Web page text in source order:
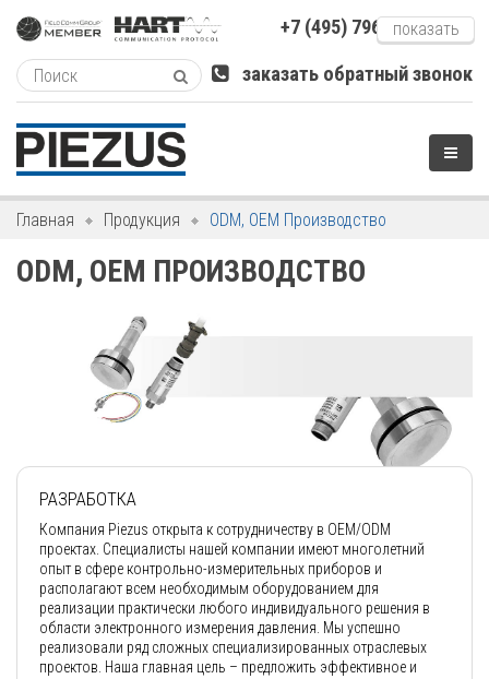
показать
+7 (495) 796-xxxxx
заказать обратный звонок
Главная Продукция ODM, OEM Производство
ODM, OEM ПРОИЗВОДСТВО
РАЗРАБОТКА
Компания Piezus открыта к сотрудничеству в OEM/ODM
проектах. Специалисты нашей компании имеют многолетний
опыт в сфере контрольно-измерительных приборов и
располагают всем необходимым оборудованием для
реализации практически любого индивидуального решения в
области электронного измерения давления. Мы успешно
реализовали ряд сложных специализированных отраслевых
проектов. Наша главная цель – предложить эффективное и